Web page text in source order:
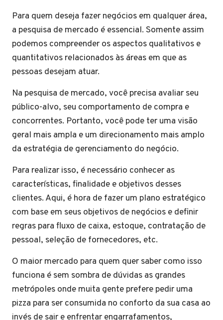
Para quem deseja fazer negócios em qualquer área,
a pesquisa de mercado é essencial. Somente assim
podemos compreender os aspectos qualitativos e
quantitativos relacionados às áreas em que as
pessoas desejam atuar.
Na pesquisa de mercado, você precisa avaliar seu
público-alvo, seu comportamento de compra e
concorrentes. Portanto, você pode ter uma visão
geral mais ampla e um direcionamento mais amplo
da estratégia de gerenciamento do negócio.
Para realizar isso, é necessário conhecer as
características, finalidade e objetivos desses
clientes. Aqui, é hora de fazer um plano estratégico
com base em seus objetivos de negócios e definir
regras para fluxo de caixa, estoque, contratação de
pessoal, seleção de fornecedores, etc.
O maior mercado para quem quer saber como isso
funciona é sem sombra de dúvidas as grandes
metrópoles onde muita gente prefere pedir uma
pizza para ser consumida no conforto da sua casa ao
invés de sair e enfrentar engarrafamentos,